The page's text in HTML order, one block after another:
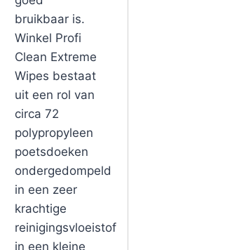
bruikbaar is.
Winkel Profi
Clean Extreme
Wipes bestaat
uit een rol van
circa 72
polypropyleen
poetsdoeken
ondergedompeld
in een zeer
krachtige
reinigingsvloeistof
in een kleine